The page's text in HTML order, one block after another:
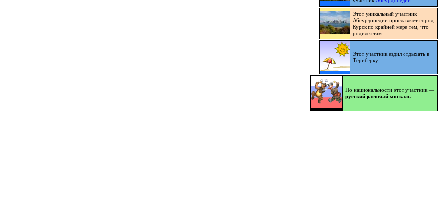
Этот уникальный участник
Абсурдопедии прославляет город
Курск по крайней мере тем, что
родился там.
Этот участник ездил отдыхать в
Териберку.
По национальности этот участник —
русский расовый москаль